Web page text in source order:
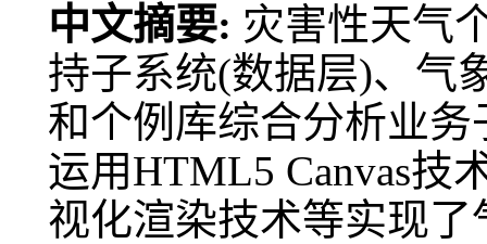
中文摘要: 灾害性天气
持子系统(数据层)、气
和个例库综合分析业
运用HTML5 Canvas技
视化渲染技术等实现